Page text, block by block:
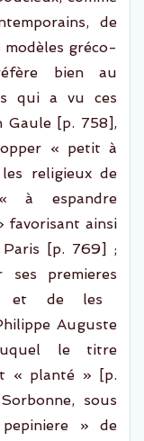
, de
modèles gréco-
bien au
qui a vu ces
Gaule [p. 758],
« petit à
religieux de
« à espandre
favorisant ainsi
Paris [p. 769] ;
ses premieres
et de les
Auguste
le titre
« planté » [p.
sous
pepiniere » de